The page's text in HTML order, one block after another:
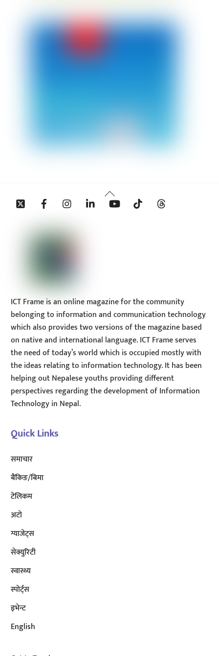
Back
To
Twitter Facebook InstagramLinkedin YouTube Tiktok
ICT Frame is an online magazine for the community
belonging to information and communication technology
which also provides two versions of the magazine based
on native and international language. ICT Frame serves
the need of today’s world which is occupied mostly with
the ideas relating to information technology. It has been
helping out Nepalese youths providing different
perspectives regarding the development of Information
Technology in Nepal.
Quick Links
समाचार
बैंकिङ/बिमा
टेलिकम
अटाे
ग्याजेट्स
सेक्युरिटी
स्वास्थ्य
स्पोर्ट्स
इभेन्ट
English